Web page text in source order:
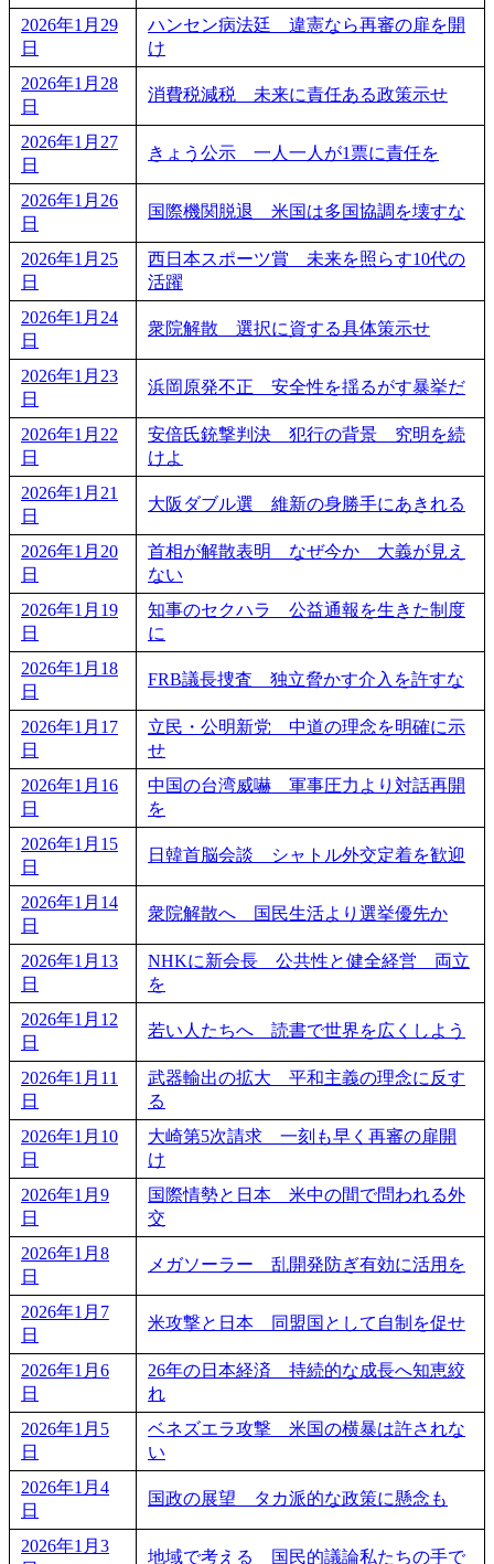
2026年1月29
日
ハンセン病法廷 違憲なら再審の扉を開
け
2026年1月28
日
消費税減税 未来に責任ある政策示せ
2026年1月27
日
きょう公示 一人一人が1票に責任を
2026年1月26
日
国際機関脱退 米国は多国協調を壊すな
2026年1月25
日
西日本スポーツ賞 未来を照らす10代の
活躍
2026年1月24
日
衆院解散 選択に資する具体策示せ
2026年1月23
日
浜岡原発不正 安全性を揺るがす暴挙だ
2026年1月22
日
安倍氏銃撃判決 犯行の背景 究明を続
けよ
2026年1月21
日
大阪ダブル選 維新の身勝手にあきれる
2026年1月20
日
首相が解散表明 なぜ今か 大義が見え
ない
2026年1月19
日
知事のセクハラ 公益通報を生きた制度
に
2026年1月18
日
FRB議長捜査 独立脅かす介入を許すな
2026年1月17
日
立民・公明新党 中道の理念を明確に示
せ
2026年1月16
日
中国の台湾威嚇 軍事圧力より対話再開
を
2026年1月15
日
日韓首脳会談 シャトル外交定着を歓迎
2026年1月14
日
衆院解散へ 国民生活より選挙優先か
2026年1月13
日
NHKに新会長 公共性と健全経営 両立
を
2026年1月12
日
若い人たちへ 読書で世界を広くしよう
2026年1月11
日
武器輸出の拡大 平和主義の理念に反す
る
2026年1月10
日
大崎第5次請求 一刻も早く再審の扉開
け
2026年1月9
日
国際情勢と日本 米中の間で問われる外
交
2026年1月8
日
メガソーラー 乱開発防ぎ有効に活用を
2026年1月7
日
米攻撃と日本 同盟国として自制を促せ
2026年1月6
日
26年の日本経済 持続的な成長へ知恵絞
れ
2026年1月5
日
ベネズエラ攻撃 米国の横暴は許されな
い
2026年1月4
日
国政の展望 タカ派的な政策に懸念も
2026年1月3
地域で考える 国民的議論私たちの手で